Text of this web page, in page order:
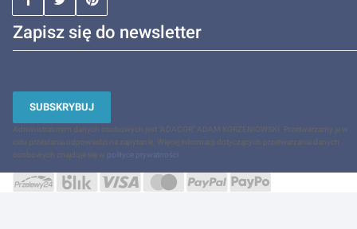
Zapisz się do newsletter
SUBSKRYBUJ
Administratorem danych osobowych jest "ADACOR" ADAM KORZENIOWSKI. Przetwarzamy je w
celu przesłania odpowiedzi na zapytanie. Więcej informacji dotyczących przetwarzania danych
osobowych znajduje się w